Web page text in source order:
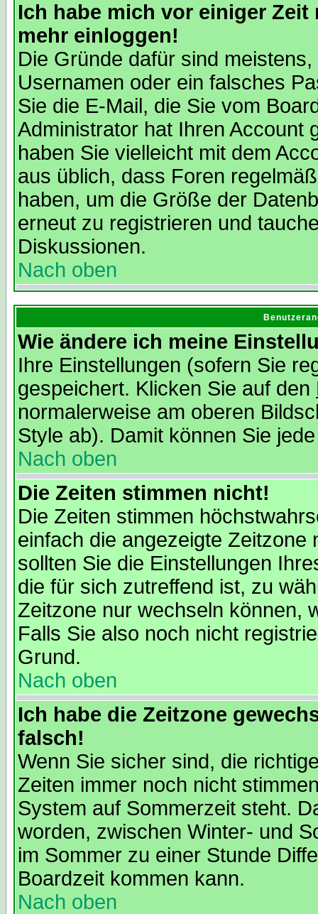
Ich habe mich vor einiger
mehr einloggen!
Die Gründe dafür sind
Usernamen oder ein falsches
Sie die E-Mail, die Sie vom
Administrator hat Ihren Account
haben Sie vielleicht mit dem
aus üblich, dass Foren
haben, um die Größe der
erneut zu registrieren und
Diskussionen.
Nach oben
Wie ändere ich meine
Ihre Einstellungen (sofern Sie
gespeichert. Klicken Sie auf den
normalerweise am oberen
Style ab). Damit können Sie
Nach oben
Die Zeiten stimmen nicht!
Die Zeiten stimmen
einfach die angezeigte
sollten Sie die Einstellungen
die für sich zutreffend ist, zu
Zeitzone nur wechseln können,
Falls Sie also noch nicht
Grund.
Nach oben
Ich habe die Zeitzone
falsch!
Wenn Sie sicher sind, die
Zeiten immer noch nicht
System auf Sommerzeit steht.
worden, zwischen Winter- und
im Sommer zu einer Stunde
Boardzeit kommen kann.
Nach oben